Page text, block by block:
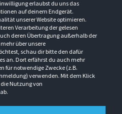
erlaubst du uns das
auf deinem Endgerät.
unserer Website optimieren.
Verarbeitung der gelesen
deren Übertragung außerhalb der
über unsere
schau dir bitte den dafür
an. Dort erfährst du auch mehr
für notwendige Zwecke (z.B.
verwenden. Mit dem Klick
Nutzung von
54-0
Impressum